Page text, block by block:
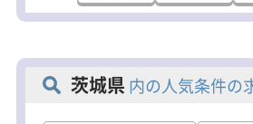
茨城県 内の人気条件の